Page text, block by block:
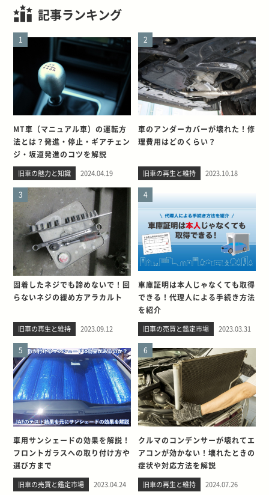
記事ランキング
1
MT車（マニュアル車）の運転方
法とは？発進・停止・ギアチェン
ジ・坂道発進のコツを解説
旧車の魅力と知識 2024.04.19
2
車のアンダーカバーが壊れた！修
理費用はどのくらい？
旧車の再生と維持 2023.10.18
3
固着したネジでも諦めないで！回
らないネジの緩め方アラカルト
旧車の再生と維持 2023.09.12
4
車庫証明は本人じゃなくても取得
できる！代理人による手続き方法
を紹介
旧車の売買と鑑定市場 2023.03.31
5
車用サンシェードの効果を解説！
フロントガラスへの取り付け方や
選び方まで
旧車の売買と鑑定市場 2023.04.24
6
クルマのコンデンサーが壊れてエ
アコンが効かない！壊れたときの
症状や対応方法を解説
旧車の再生と維持 2024.07.26